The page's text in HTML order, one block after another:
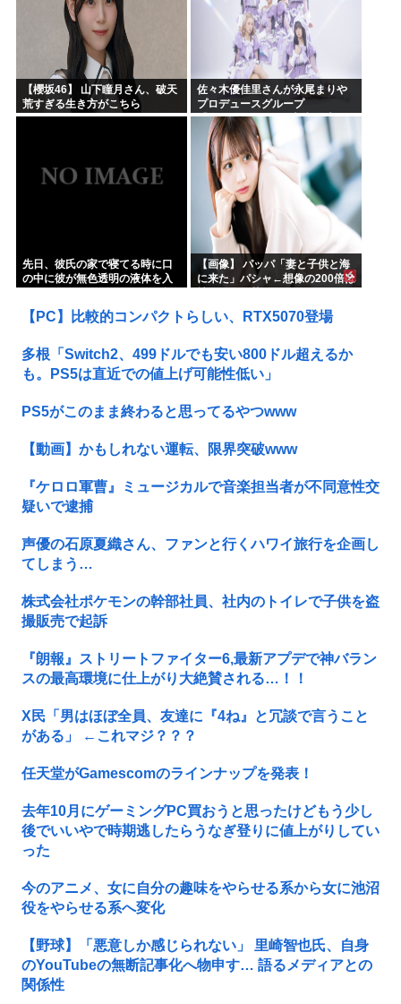
【櫻坂46】 山下瞳月さん、破天
荒すぎる生き方がこちら
佐々木優佳里さんが永尾まりや
プロデュースグループ
「WASURENA」に加入発表！
現在のグループと兼任へ【元
AKB48ゆかるん・まりやぎ】
先日、彼氏の家で寝てる時に口
の中に彼が無色透明の液体を入
きた私に彼が…
【画像】 パッパ「妻と子供と海
に来た」パシャ←想像の200倍は
【PC】比較的コンパクトらしい、RTX5070登場
多根「Switch2、499ドルでも安い800ドル超えるか
も。PS5は直近での値上げ可能性低い」
PS5がこのまま終わると思ってるやつwww
【動画】かもしれない運転、限界突破www
『ケロロ軍曹』ミュージカルで音楽担当者が不同意性交
疑いで逮捕
声優の石原夏織さん、ファンと行くハワイ旅行を企画し
てしまう…
株式会社ポケモンの幹部社員、社内のトイレで子供を盗
撮販売で起訴
『朗報』ストリートファイター6,最新アプデで神バラン
スの最高環境に仕上がり大絶賛される…！！
X民「男はほぼ全員、友達に『4ね』と冗談で言うこと
がある」 ←これマジ？？？
任天堂がGamescomのラインナップを発表！
去年10月にゲーミングPC買おうと思ったけどもう少し
後でいいやで時期逃したらうなぎ登りに値上がりしてい
った
今のアニメ、女に自分の趣味をやらせる系から女に池沼
役をやらせる系へ変化
【野球】「悪意しか感じられない」 里崎智也氏、自身
のYouTubeの無断記事化へ物申す… 語るメディアとの
関係性